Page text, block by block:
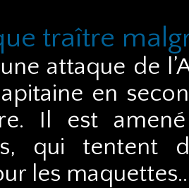
traître
attaque de
en
Il est
qui tentent
les